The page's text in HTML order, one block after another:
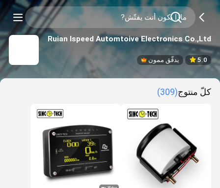
Ruian Ispeed Automtoive Electronics Co.,Ltd
5.0 يدقّق ممون
كلّ منتوج(309)